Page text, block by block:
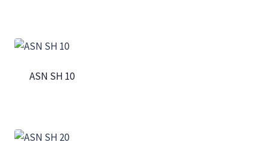
ASN SH 10